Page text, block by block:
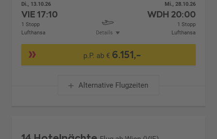
Di., 13.10.26
VIE17:10
1 Stopp
Lufthansa
Details
Mi., 28.10.26
WDH 20:00
1 Stopp
Lufthansa
p.P. ab € 6.151,-
Alternative Flugzeiten